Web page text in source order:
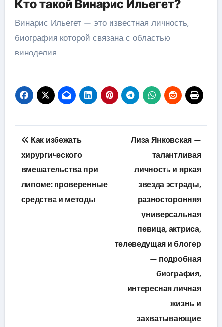
Кто такой Винарис Ильегет?
Винарис Ильегет — это известная личность,
биография которой связана с областью
виноделия.
Навигация
по
записям
Как избежать
хирургического
вмешательства при
липоме: проверенные
средства и методы
Лиза Янковская —
талантливая
личность и яркая
звезда эстрады,
разносторонняя
универсальная
певица, актриса,
телеведущая и блогер
— подробная
биография,
интересная личная
жизнь и
захватывающие